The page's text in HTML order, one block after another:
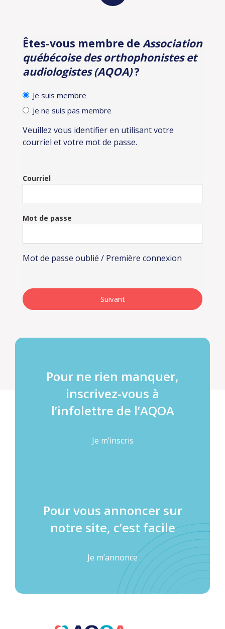
Identification
Êtes-vous membre de Association
québécoise des orthophonistes et
audiologistes (AQOA)?
Je suis membre
Je ne suis pas membre
Veuillez vous identifier en utilisant votre
courriel et votre mot de passe.
Courriel
Mot de passe
Mot de passe oublié / Première connexion
Pour ne rien manquer,
inscrivez-vous à
l’infolettre de l’AQOA
Je m’inscris
Pour vous annoncer sur
notre site, c’est facile
Je m’annonce